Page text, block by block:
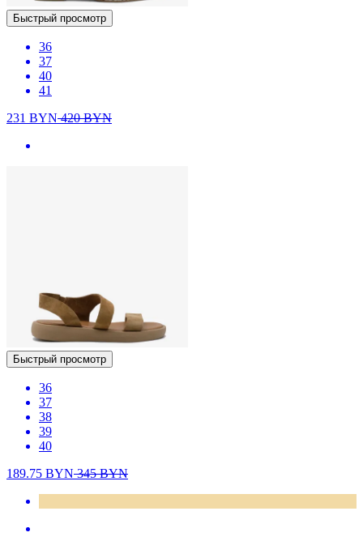
Быстрый просмотр
36
37
40
41
231 BYN420BYN
Быстрый просмотр
36
37
38
39
40
189.75 BYN345BYN